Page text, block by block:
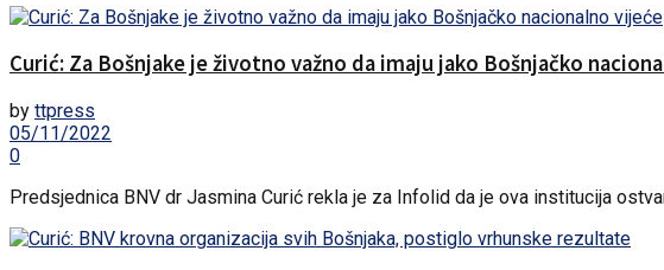
Curić: Za Bošnjake je životno važno da imaju jako Bošnjačko
by ttpress
05/11/2022
0
Predsjednica BNV dr Jasmina Curić rekla je za Infolid da je ova institucija